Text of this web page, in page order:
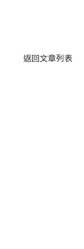
返回文章列表